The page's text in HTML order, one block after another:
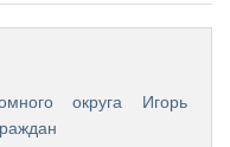
округа Игорь